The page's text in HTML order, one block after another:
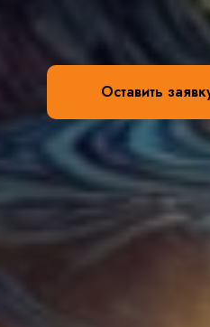
Оставить